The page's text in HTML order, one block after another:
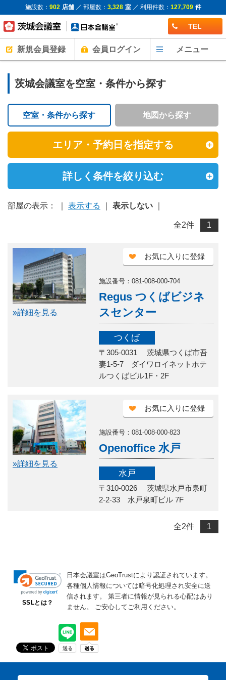
施設数： 902 店舗／ 部屋数： 3,328 室／ 利用件数： 127,709 件
TEL
新規会員登録 会員ログイン メニュー
茨城会議室を空室・条件から探す
空室・条件から探す 地図から探す
エリア・予約日を指定する
詳しく条件を絞り込む
部屋の表示： ｜ 表示する 表示しない
全2件 1
»詳細を見る
施設番号：081-008-000-704
お気に入りに登録
Regus つくばビジネ
スセンター
つくば
〒305-0031 茨城県つくば市吾
妻1-5-7 ダイワロイネットホテ
ルつくばビル1F・2F
»詳細を見る
施設番号：081-008-000-823
お気に入りに登録
Openoffice 水戸
水戸
〒310-0026 茨城県水戸市泉町
2-2-33 水戸泉町ビル 7F
全2件 1
SSLとは？
日本会議室はGeoTrustにより認証されています。
各種個人情報については暗号化処理され安全に送
信されます。
第三者に情報が見られる心配はあり
ません。
ご安心してご利用ください。